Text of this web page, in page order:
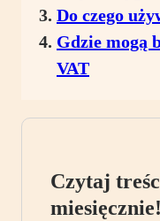
Do czego
Gdzie mogą
VAT
Czytaj
miesięcznie!